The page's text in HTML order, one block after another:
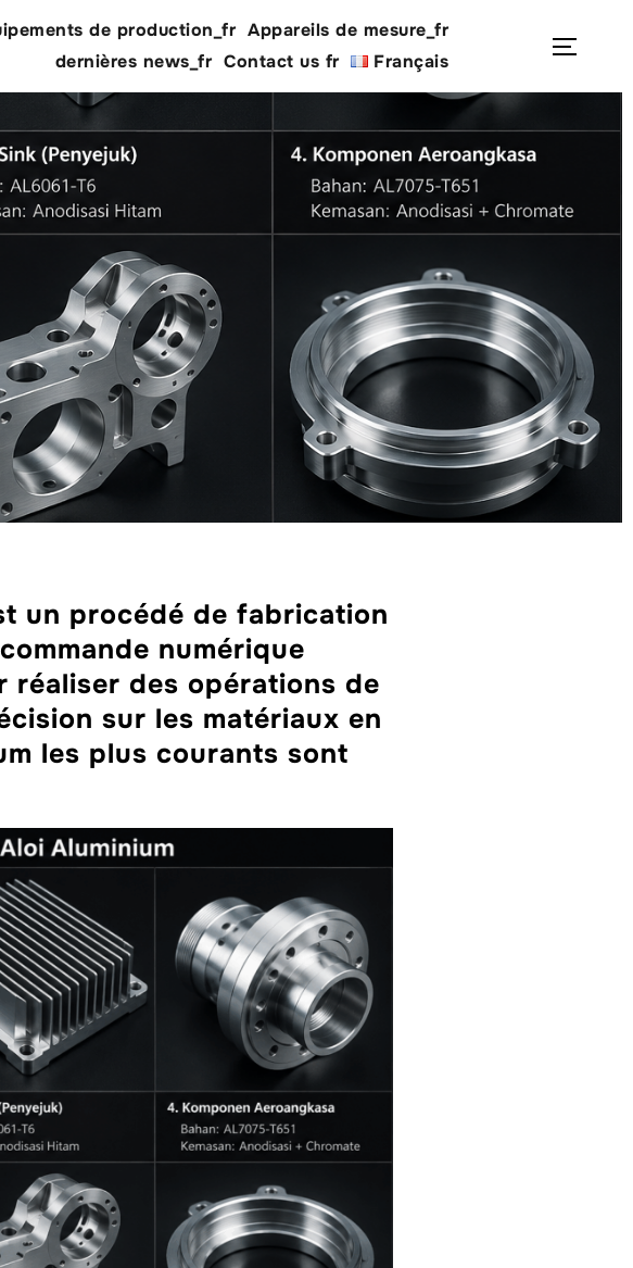
de production_fr Appareils de mesure_fr
dernières news_fr Contact us fr Français
Rechercher :
un procédé de fabrication
numérique
réaliser des opérations de
sur les matériaux en
les plus courants sont